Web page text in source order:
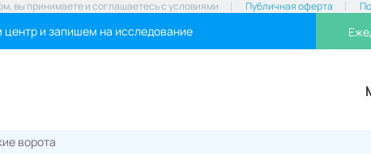
вы принимаете и соглашаетесь с условиями Публичная оферта
и запишем на исследование
ворота